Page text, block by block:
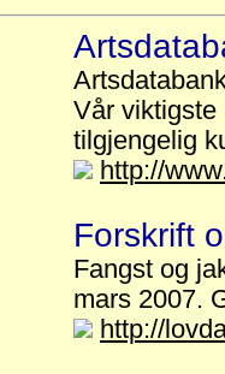
Vår viktigste
tilgjengelig
http://
Forskrift
Fangst og
mars 2007.
http://